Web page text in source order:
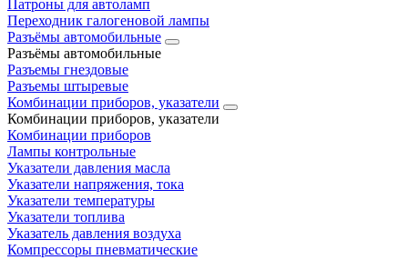
Патроны для автоламп
Переходник галогеновой лампы
Разъёмы автомобильные
Разъёмы автомобильные
Разъемы гнездовые
Разъемы штыревые
Комбинации приборов, указатели
Комбинации приборов, указатели
Комбинации приборов
Лампы контрольные
Указатели давления масла
Указатели напряжения, тока
Указатели температуры
Указатели топлива
Указатель давления воздуха
Компрессоры пневматические